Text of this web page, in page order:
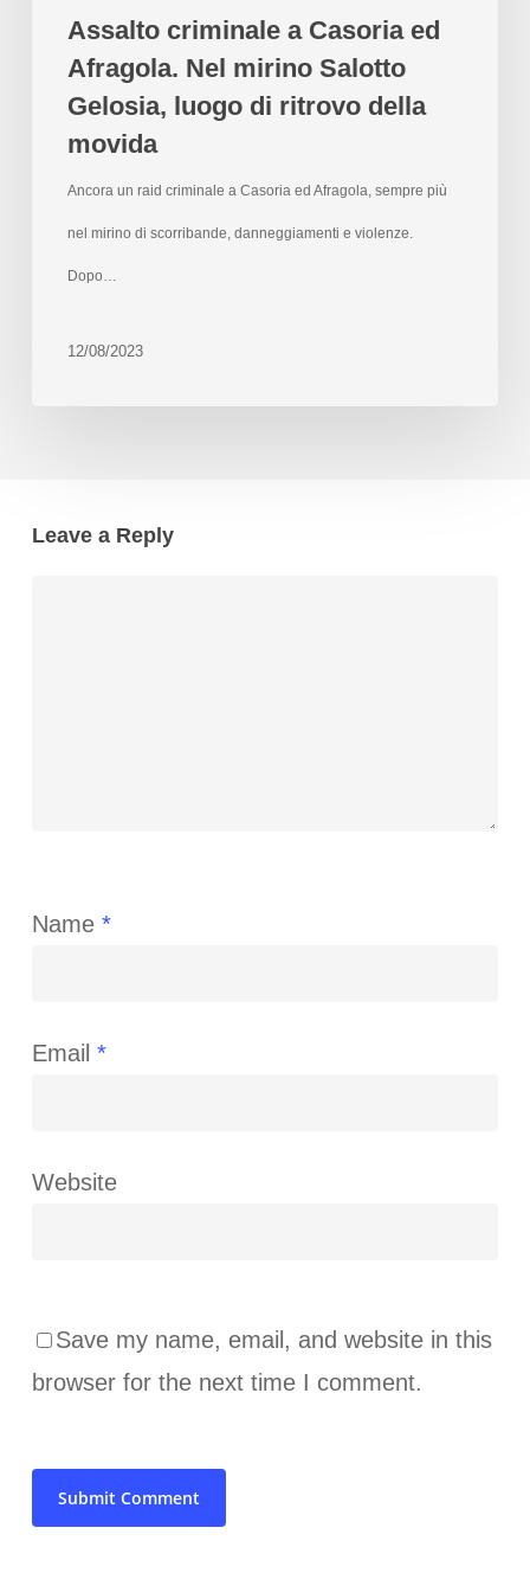
Assalto criminale a Casoria ed
Afragola. Nel mirino Salotto
Gelosia, luogo di ritrovo della
movida
Ancora un raid criminale a Casoria ed Afragola, sempre più
nel mirino di scorribande, danneggiamenti e violenze.
Dopo…
12/08/2023
Leave a Reply
Name *
Email *
Website
Save my name, email, and website in this
browser for the next time I comment.